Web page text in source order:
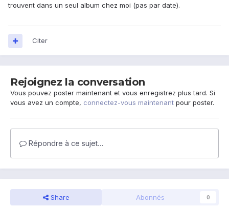
trouvent dans un seul album chez moi (pas par date).
Citer
Rejoignez la conversation
Vous pouvez poster maintenant et vous enregistrez plus tard. Si
vous avez un compte, connectez-vous maintenant pour poster.
Répondre à ce sujet…
Share Abonnés 0